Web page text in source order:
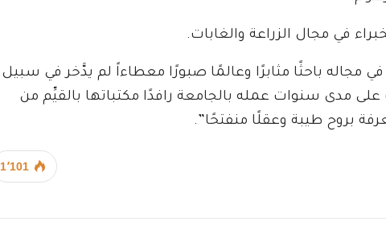
في مجال الزراعة والغابات.
مجاله باحثًا مثابرًا وعالمًا صبورًا معطاءاً لم يدَّخر في سبيل
مدى سنوات عمله بالجامعة رافدًا مكتباتها بالقيِّم من
بروح طيبة وعقلًا منفتحًا”.
1٬101